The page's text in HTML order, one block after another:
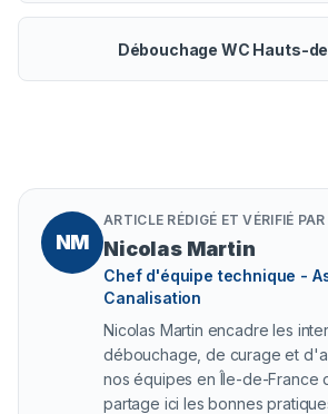
Débouchage WC Hauts-
NM
ARTICLE RÉDIGÉ ET VÉRIFIÉ PAR
Nicolas Martin
Chef d'équipe technique -
Canalisation
Nicolas Martin encadre les
débouchage, de curage et
nos équipes en Île-de-France
partage ici les bonnes